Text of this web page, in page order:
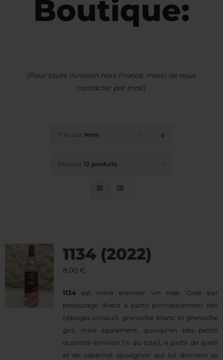
Boutique:
(Pour toute livraison hors France, merci de nous
contacter par mail)
Trier par Nom
Montrer 12 produits
1134 (2022)
8,00 €
1134est notre premier vin rosé. Créé par
pressurage direct à partir principalement des
cépages cinsault, grenache blanc et grenache
gris, mais également, quoiqu’en très petite
quantité (environ 1% du total), à partir de syrah
et de cabernet sauvignon qui lui donnent sa